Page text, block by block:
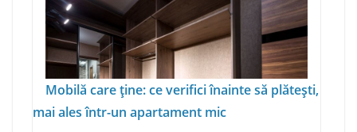
Mobilă care ține: ce verifici înainte să plătești,
mai ales într-un apartament mic